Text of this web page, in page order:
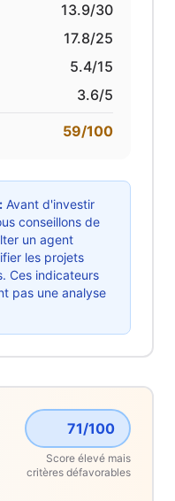
13.9/30
17.8/25
5.4/15
3.6/5
59/100
Avant d'investir
conseillons de
un agent
les projets
Ces indicateurs
pas une analyse
71/100
Score élevé mais
critères défavorables